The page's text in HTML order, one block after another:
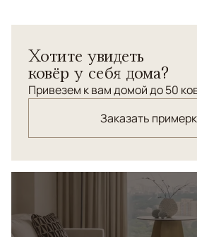
орнаментом из шелка,
Хотите увидеть
ковёр у себя дома?
Привезем к вам домой до 50
Заказать